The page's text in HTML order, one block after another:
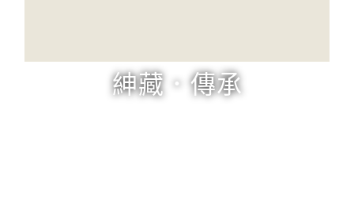
紳藏．傳承